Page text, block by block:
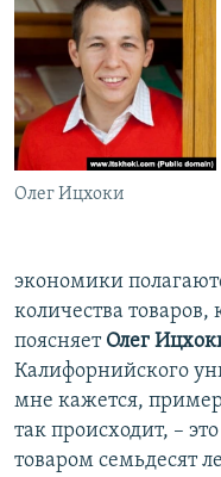
Олег Ицхоки
экономики
количества
поясняет Олег
Калифорнийского
мне кажется,
так происходит, –
товаром семьдесят